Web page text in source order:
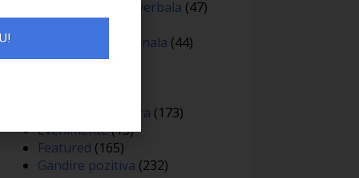
Comunicare nonverbala (47)
Dezvoltare personala (44)
Diverse(81)
Educatie financiara (173)
Evenimente(13)
Featured (165)
Gandire pozitiva (232)